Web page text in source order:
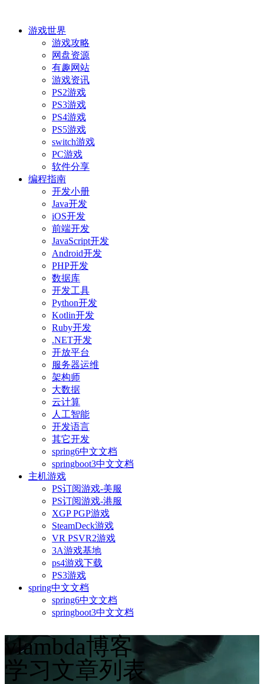
游戏世界
游戏攻略
网盘资源
有趣网站
游戏资讯
PS2游戏
PS3游戏
PS4游戏
PS5游戏
switch游戏
PC游戏
软件分享
编程指南
开发小册
Java开发
iOS开发
前端开发
JavaScript开发
Android开发
PHP开发
数据库
开发工具
Python开发
Kotlin开发
Ruby开发
.NET开发
开放平台
服务器运维
架构师
大数据
云计算
人工智能
开发语言
其它开发
spring6中文文档
springboot3中文文档
主机游戏
PS订阅游戏-美服
PS订阅游戏-港服
XGP PGP游戏
SteamDeck游戏
VR PSVR2游戏
3A游戏基地
ps4游戏下载
PS3游戏
spring中文文档
spring6中文文档
springboot3中文文档
vlambda博客
学习文章列表